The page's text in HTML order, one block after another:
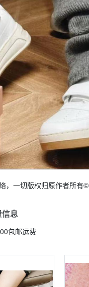
，一切版权归原作者所有©
息
包邮运费